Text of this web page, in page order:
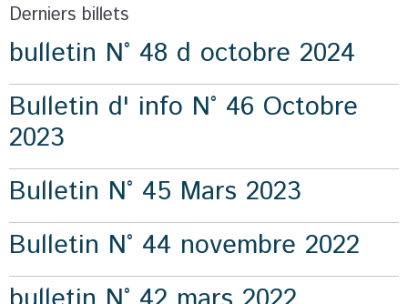
Derniers billets
bulletin N° 48 d octobre 2024
Bulletin d' info N° 46 Octobre
2023
Bulletin N° 45 Mars 2023
Bulletin N° 44 novembre 2022